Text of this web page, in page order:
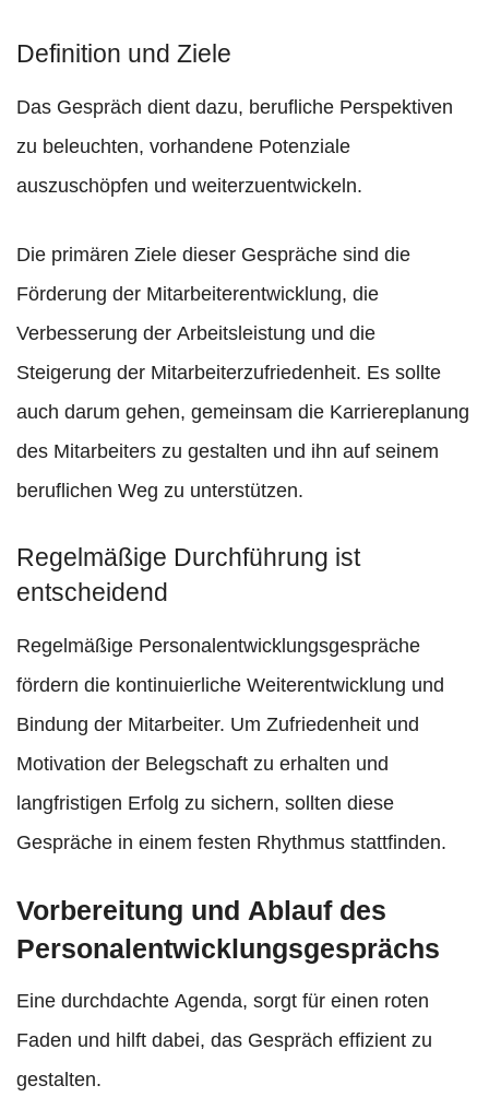
Definition und Ziele
Das Gespräch dient dazu, berufliche Perspektiven
zu beleuchten, vorhandene Potenziale
auszuschöpfen und weiterzuentwickeln.
Die primären Ziele dieser Gespräche sind die
Förderung der Mitarbeiterentwicklung, die
Verbesserung der Arbeitsleistung und die
Steigerung der Mitarbeiterzufriedenheit. Es sollte
auch darum gehen, gemeinsam die Karriereplanung
des Mitarbeiters zu gestalten und ihn auf seinem
beruflichen Weg zu unterstützen.
Regelmäßige Durchführung ist
entscheidend
Regelmäßige Personalentwicklungsgespräche
fördern die kontinuierliche Weiterentwicklung und
Bindung der Mitarbeiter. Um Zufriedenheit und
Motivation der Belegschaft zu erhalten und
langfristigen Erfolg zu sichern, sollten diese
Gespräche in einem festen Rhythmus stattfinden.
Vorbereitung und Ablauf des
Personalentwicklungsgesprächs
Eine durchdachte Agenda, sorgt für einen roten
Faden und hilft dabei, das Gespräch effizient zu
gestalten.